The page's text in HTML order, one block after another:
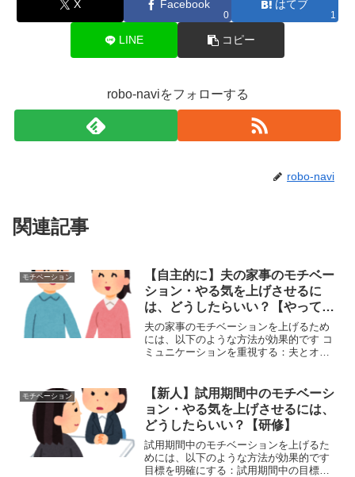
X Facebook
0
はてブ
1
LINE コピー
robo-naviをフォローする
robo-navi
関連記事
モチベーション
【自主的に】夫の家事のモチベー
ション・やる気を上げさせるに
は、どうしたらいい？【やってく
れ】
夫の家事のモチベーションを上げるため
には、以下のような方法が効果的です コ
ミュニケーションを重視する：夫とオー
います。 協力と感謝を示す：夫が家事を
している時には、協力の...
モチベーション
【新人】試用期間中のモチベーシ
ョン・やる気を上げさせるには、
どうしたらいい？【研修】
試用期間中のモチベーションを上げるた
めには、以下のような方法が効果的です
目標を明確にする：試用期間中の目標を